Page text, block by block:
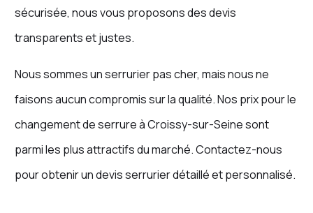
sécurisée, nous vous proposons des devis
transparents et justes.
Nous sommes un serrurier pas cher, mais nous ne
faisons aucun compromis sur la qualité. Nos prix pour le
changement de serrure à Croissy-sur-Seine sont
parmi les plus attractifs du marché. Contactez-nous
pour obtenir un devis serrurier détaillé et personnalisé.